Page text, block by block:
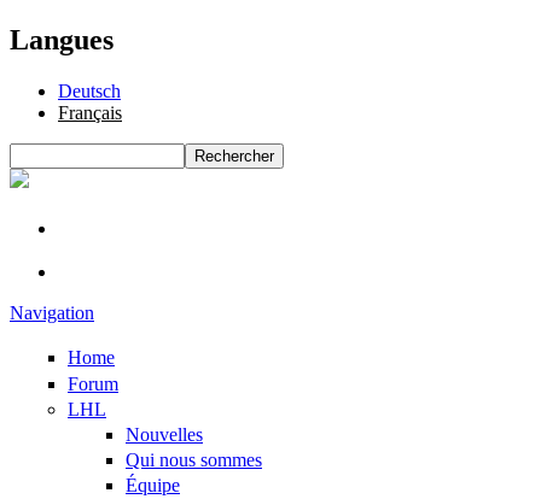
Langues
Deutsch
Français
Formulaire de recherche
Navigation
Home
Forum
LHL
Nouvelles
Qui nous sommes
Équipe